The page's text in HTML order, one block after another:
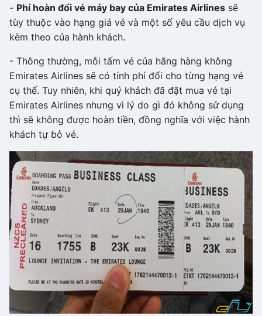
- Phí hoàn đổi vé máy bay của Emirates Airlines sẽ
tùy thuộc vào hạng giá vé và một số yêu cầu dịch vụ
kèm theo của hành khách.
- Thông thường, mỗi tấm vé của hãng hàng không
Emirates Airlines sẽ có tính phí đổi cho từng hạng vé
cụ thể. Tuy nhiên, khi quý khách đã đặt mua vé tại
Emirates Airlines nhưng vì lý do gì đó không sử dụng
thì sẽ không được hoàn tiền, đồng nghĩa với việc hành
khách tự bỏ vé.